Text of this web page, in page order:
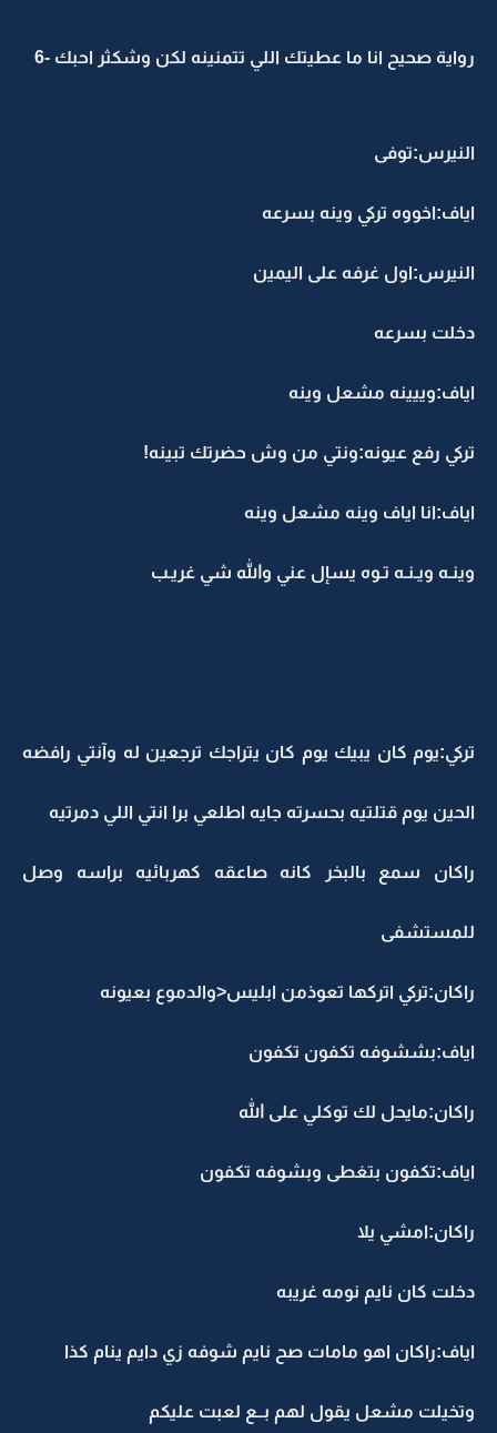
رواية صحيح انا ما عطيتك اللي تتمنينه لكن وشكثر احبك -6
النيرس:توفى
اياف:اخووه تركي وينه بسرعه
النيرس:اول غرفه على اليمين
دخلت بسرعه
اياف:وييينه مشعل وينه
تركي رفع عيونه:ونتي من وش حضرتك تبينه!
اياف:انا اياف وينه مشعل وينه
وينـه ويـنـه تـوه يسإل عني والله شي غريـب
تركي:يوم كان يبيك يوم كان يتراجك ترجعين له وآنتي رافضه
الحين يوم قتلتيه بحسرته جايه اطلعي برا انتي اللي دمرتيه
راكان سمع بالبخر كانه صاعقه كهربائيه براسه وصل
للمستشفى
راكان:تركي اتركها تعوذمن ابليس<والدموع بعيونه
اياف:بششوفه تكفون تكفون
راكان:مايحل لك توكلي على الله
اياف:تكفون بتغطى وبشوفه تكفون
راكان:امشي يلا
دخلت كان نايم نومه غريبه
اياف:راكان اهو مامات صح نايم شوفه زي دايم ينام كذا
وتخيلت مشعل يقول لهم بــع لعبت عليكم